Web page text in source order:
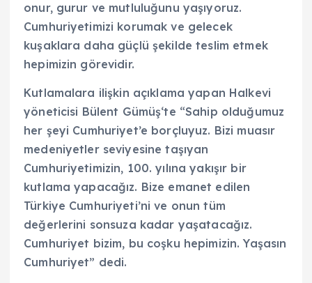
onur, gurur ve mutluluğunu yaşıyoruz.
Cumhuriyetimizi korumak ve gelecek
kuşaklara daha güçlü şekilde teslim etmek
hepimizin görevidir.
Kutlamalara ilişkin açıklama yapan Halkevi
yöneticisi Bülent Gümüş‘te “Sahip olduğumuz
her şeyi Cumhuriyet’e borçluyuz. Bizi muasır
medeniyetler seviyesine taşıyan
Cumhuriyetimizin, 100. yılına yakışır bir
kutlama yapacağız. Bize emanet edilen
Türkiye Cumhuriyeti’ni ve onun tüm
değerlerini sonsuza kadar yaşatacağız.
Cumhuriyet bizim, bu coşku hepimizin. Yaşasın
Cumhuriyet” dedi.